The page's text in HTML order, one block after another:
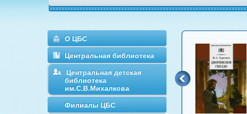
О ЦБС
Центральная библиотека
Центральная детская
библиотека
им.С.В.Михалкова
Филиалы ЦБС